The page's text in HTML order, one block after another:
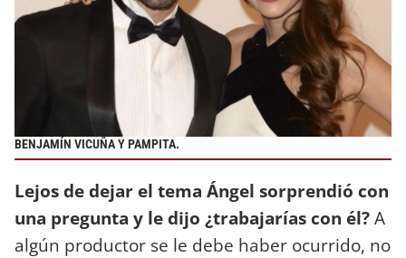
BENJAMÍN VICUÑA Y PAMPITA.
Lejos de dejar el tema Ángel sorprendió con
una pregunta y le dijo ¿trabajarías con él?A
algún productor se le debe haber ocurrido, no